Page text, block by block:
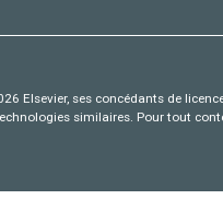
Elsevier, ses concédants de
similaires. Pour tout